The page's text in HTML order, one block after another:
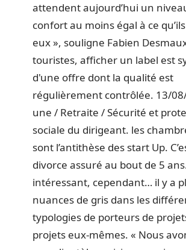
attendent aujourd’hui un
confort au moins égal à ce
eux », souligne Fabien
touristes, afficher un label est
d'une offre dont la qualité est
régulièrement contrôlée. 13/
une / Retraite / Sécurité et
sociale du dirigeant. les
sont l’antithèse des start Up.
divorce assuré au bout de 5
intéressant, cependant… il y a
nuances de gris dans les
typologies de porteurs de
projets eux-mêmes. « Nous